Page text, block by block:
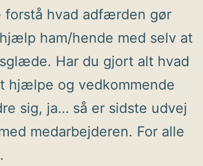
forstå hvad adfærden gør
ham/hende med selv at
Har du gjort alt hvad
hjælpe og vedkommende
sig, ja… så er sidste udvej
medarbejderen. For alle